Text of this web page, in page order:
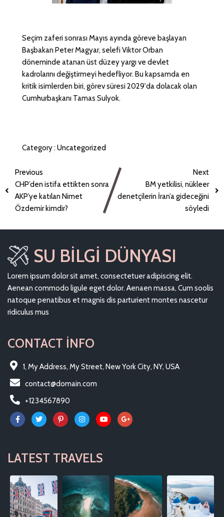
Seçim zaferi sonrası Mayıs ayında göreve başlayan
Başbakan Peter Magyar, selefi Viktor Orban
döneminde atanan üst düzey yargı ve devlet
kadrolarını değiştirmeyi hedefliyor. Bu kapsamda en
kritik isimlerden biri, görev süresi 2029'da dolacak olan
Cumhurbaşkanı Tamas Sulyok.
Category : Uncategorized
Previous
CHP’den istifa ettikten sonra
AKP’ye katılan Nimet
Özdemir kimdir?
Next
BM yetkilisi, nükleer
denetçilerin İran’a gideceğini
söyledi
SU BILGI DÜNYASI
Lorem ipsum dolor sit amet, consectetuer adipiscing elit.
Aenean commodo ligule eget dolor. Aenaen massa, Cum soolis
natoque penatibus et magnis dis parturient montes nascetur
ridiculus mus
CONTACT INFO
1, My Address, My Street, New York City, NY, USA
contact@domain.com
+1234567890
LATEST TRAVELS